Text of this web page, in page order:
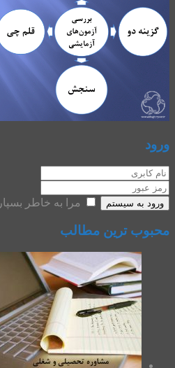
ورود
ورود به سیستم مرا به خاطر بسپار
محبوب ترین مطالب